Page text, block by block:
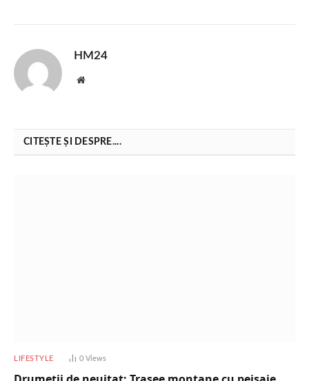
HM24
Website
CITEȘTE ȘI DESPRE....
LIFESTYLE 0 Views